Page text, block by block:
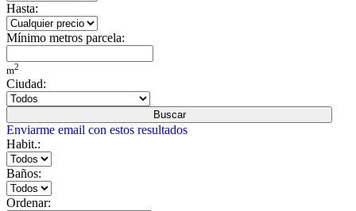
Hasta:
Mínimo metros parcela:
m2
Ciudad:
Buscar
Enviarme email con estos resultados
Habit.:
Baños:
Ordenar: